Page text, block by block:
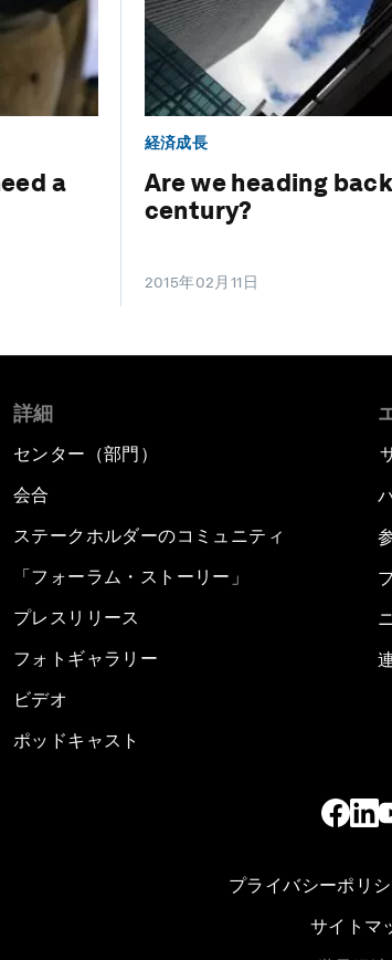
a
経済成長
Are we heading
century?
2015年02月11日
詳細
センター（部門）
会合
ステークホルダーのコミュニティ
「フォーラム・ストーリー」
プレスリリース
フォトギャラリー
ビデオ
ポッドキャスト
プライバシーポリ
サイトマ